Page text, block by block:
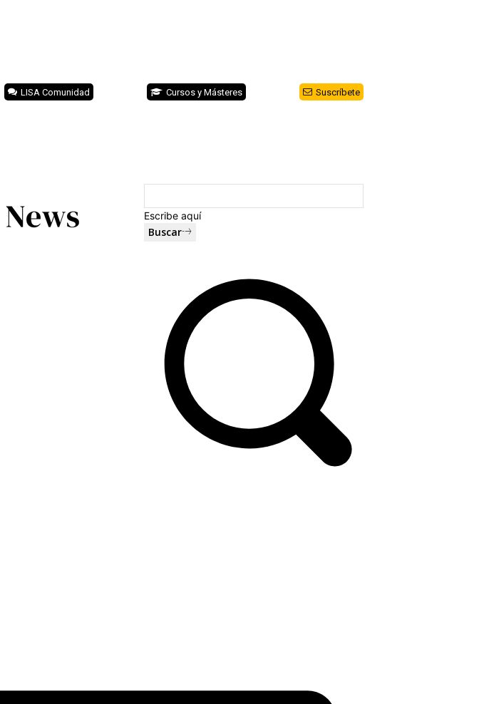
Suscríbete
Cursos y Másteres
LISA Comunidad
Escribe aquí
Buscar